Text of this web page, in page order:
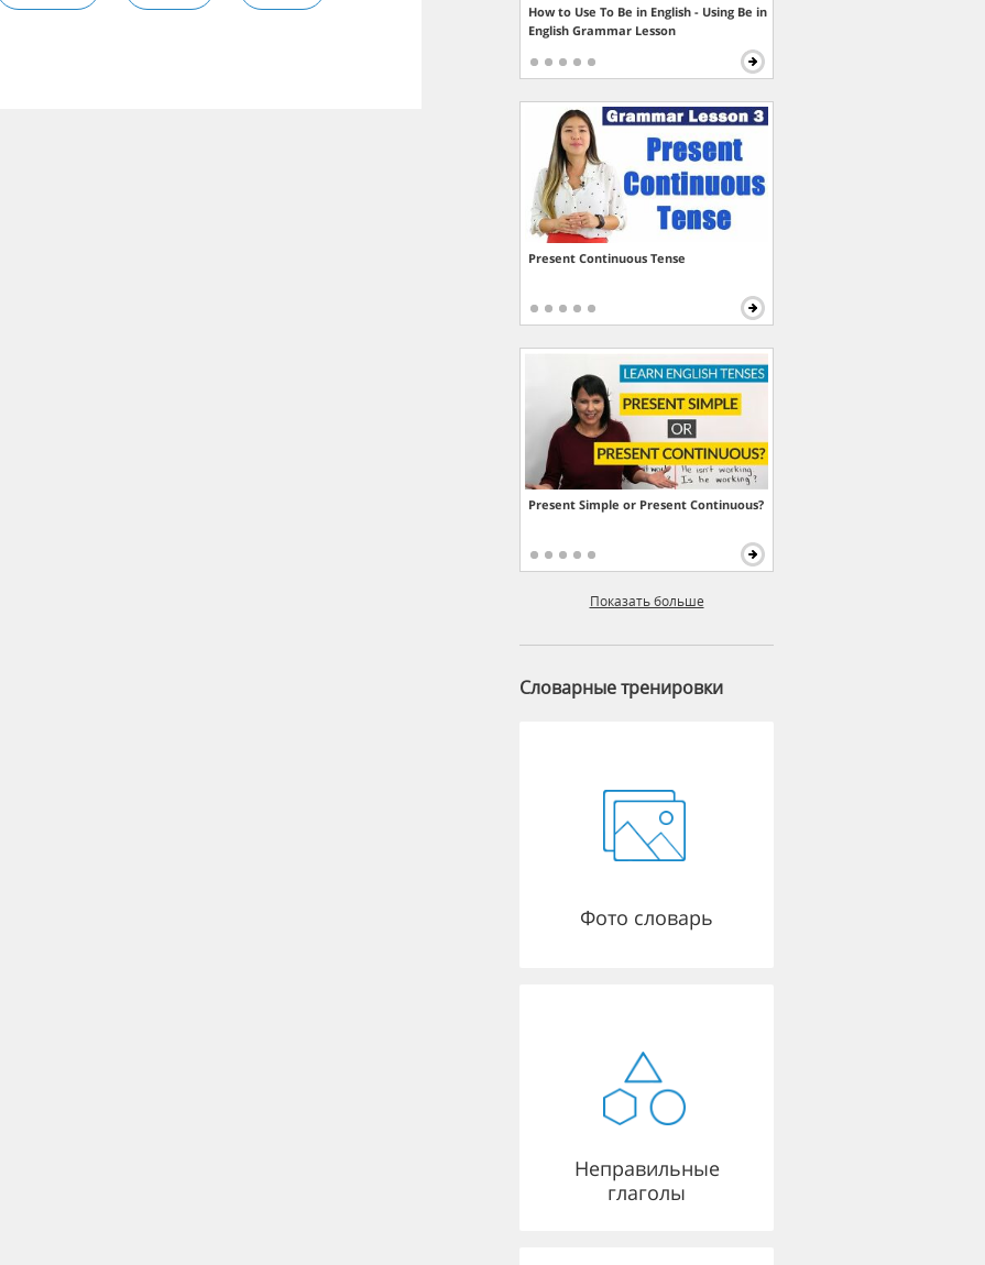
How to Use To Be in English - Using Be in
English Grammar Lesson
Present Continuous Tense
Present Simple or Present Continuous?
Показать больше
Словарные тренировки
Фото словарь
Неправильные
глаголы